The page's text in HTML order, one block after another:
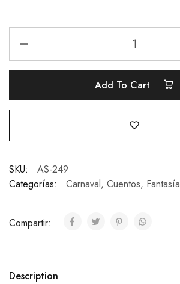
Add To Cart
SKU:
AS-249
Categorías:
Carnaval, Cuentos, Fantasía
Compartir:
Description